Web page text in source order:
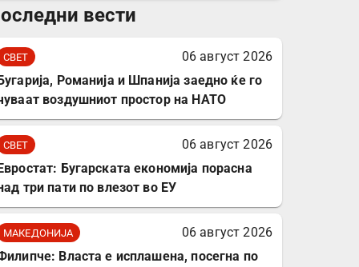
комплет за заштита на
вести
СВЕТ
06 август 2026
Романија и Шпанија заедно ќе го
воздушниот простор на НАТО
СВЕТ
06 август 2026
Бугарската економија порасна
три пати по влезот во ЕУ
МАКЕДОНИЈА
06 август 2026
Власта е исплашена, посегна по